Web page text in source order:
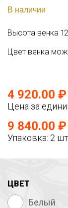
В наличии
Высота венка
Цвет венка
4 920.00 ₽
Цена за
9 840.00 ₽
Упаковка: 2 шт.
ЦВЕТ
Белый